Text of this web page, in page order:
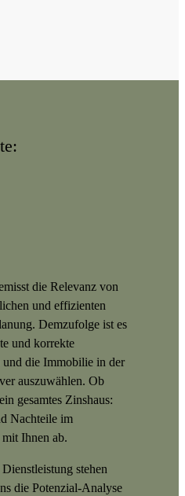
die Relevanz von
und effizienten
Demzufolge ist es
und korrekte
die Immobilie in der
auszuwählen. Ob
gesamtes Zinshaus:
Nachteile im
Ihnen ab.
stehen
die Potenzial-Analyse